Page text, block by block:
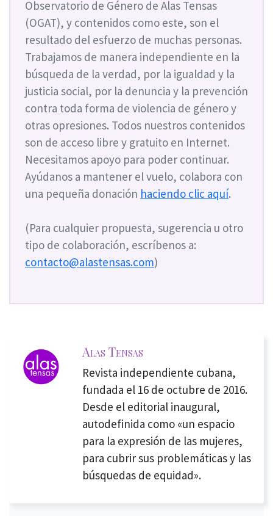
Observatorio de Género de Alas Tensas
(OGAT), y contenidos como este, son el
resultado del esfuerzo de muchas personas.
Trabajamos de manera independiente en la
búsqueda de la verdad, por la igualdad y la
justicia social, por la denuncia y la prevención
contra toda forma de violencia de género y
otras opresiones. Todos nuestros contenidos
son de acceso libre y gratuito en Internet.
Necesitamos apoyo para poder continuar.
Ayúdanos a mantener el vuelo, colabora con
una pequeña donación haciendo clic aquí.
(Para cualquier propuesta, sugerencia u otro
tipo de colaboración, escríbenos a:
contacto@alastensas.com)
Alas Tensas
Revista independiente cubana,
fundada el 16 de octubre de 2016.
Desde el editorial inaugural,
autodefinida como «un espacio
para la expresión de las mujeres,
para cubrir sus problemáticas y las
búsquedas de equidad».